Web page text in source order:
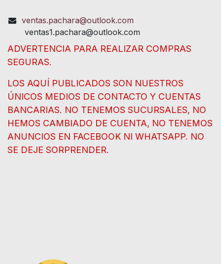
ventas.pachara@outlook.com
ventas1.pachara@outlook.com
ADVERTENCIA PARA REALIZAR COMPRAS
SEGURAS.
LOS AQUÍ PUBLICADOS SON NUESTROS
ÚNICOS MEDIOS DE CONTACTO Y CUENTAS
BANCARIAS. NO TENEMOS SUCURSALES, NO
HEMOS CAMBIADO DE CUENTA, NO TENEMOS
ANUNCIOS EN FACEBOOK NI WHATSAPP. NO
SE DEJE SORPRENDER.